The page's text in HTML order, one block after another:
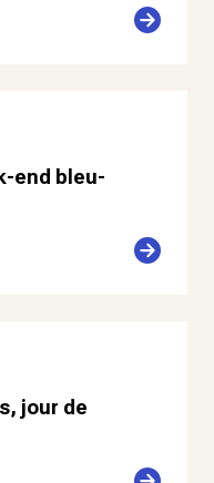
end bleu-
jour de